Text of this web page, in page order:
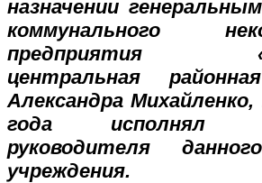
назначении
коммунального
предприятия
центральная
Александра
года исполнял
руководителя
учреждения.